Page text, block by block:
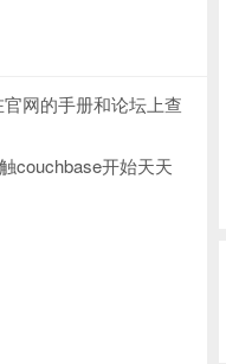
网的手册和论坛上查
couchbase开始天天